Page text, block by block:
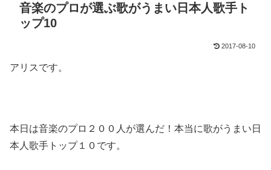
音楽のプロが選ぶ歌がうまい日本人歌手ト
ップ10
2017-08-10
アリスです。
本日は音楽のプロ２００人が選んだ！本当に歌がうまい日
本人歌手トップ１０です。